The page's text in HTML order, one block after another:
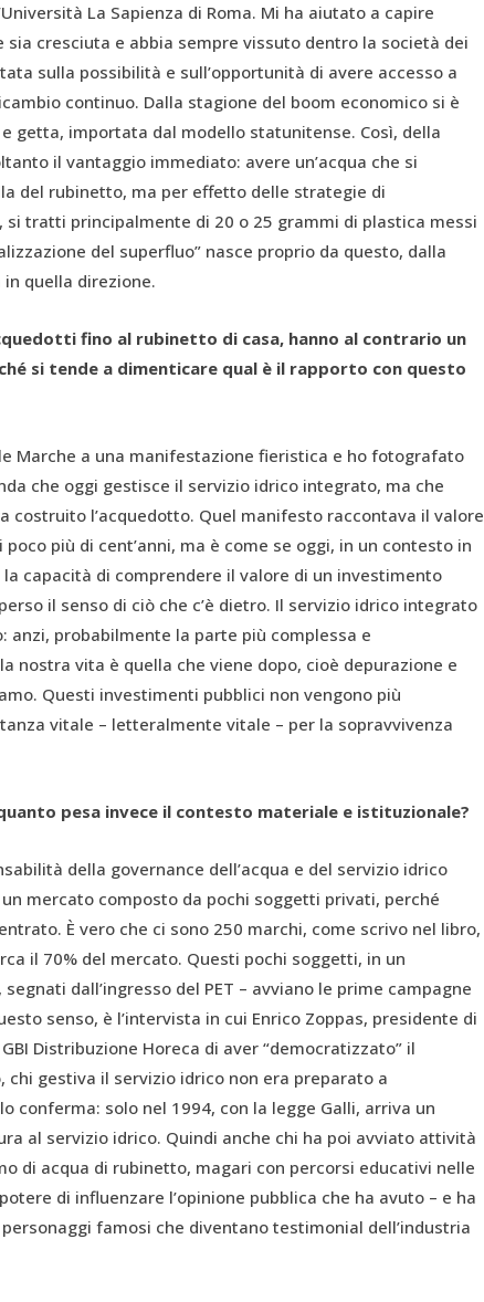
La Sapienza di Roma. Mi ha aiutato a capire
cresciuta e abbia sempre vissuto dentro la società dei
sulla possibilità e sull’opportunità di avere accesso a
continuo. Dalla stagione del boom economico si è
getta, importata dal modello statunitense. Così, della
il vantaggio immediato: avere un’acqua che si
del rubinetto, ma per effetto delle strategie di
tratti principalmente di 20 o 25 grammi di plastica messi
del superfluo” nasce proprio da questo, dalla
quella direzione.
fino al rubinetto di casa, hanno al contrario un
si tende a dimenticare qual è il rapporto con questo
Marche a una manifestazione fieristica e ho fotografato
che oggi gestisce il servizio idrico integrato, ma che
costruito l’acquedotto. Quel manifesto raccontava il valore
più di cent’anni, ma è come se oggi, in un contesto in
capacità di comprendere il valore di un investimento
il senso di ciò che c’è dietro. Il servizio idrico integrato
anzi, probabilmente la parte più complessa e
nostra vita è quella che viene dopo, cioè depurazione e
Questi investimenti pubblici non vengono più
vitale – letteralmente vitale – per la sopravvivenza
pesa invece il contesto materiale e istituzionale?
della governance dell’acqua e del servizio idrico
mercato composto da pochi soggetti privati, perché
È vero che ci sono 250 marchi, come scrivo nel libro,
il 70% del mercato. Questi pochi soggetti, in un
dall’ingresso del PET – avviano le prime campagne
senso, è l’intervista in cui Enrico Zoppas, presidente di
Distribuzione Horeca di aver “democratizzato” il
chi gestiva il servizio idrico non era preparato a
conferma: solo nel 1994, con la legge Galli, arriva un
al servizio idrico. Quindi anche chi ha poi avviato attività
di acqua di rubinetto, magari con percorsi educativi nelle
di influenzare l’opinione pubblica che ha avuto – e ha
famosi che diventano testimonial dell’industria